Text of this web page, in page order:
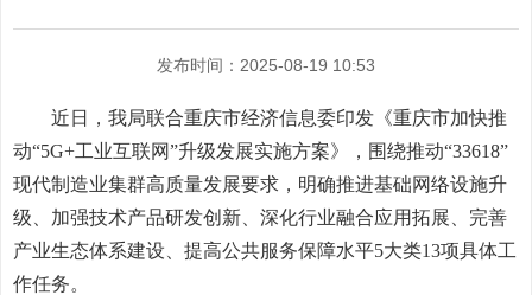
发布时间：2025-08-19 10:53
近日，我局联合重庆市经济信息委印发《重庆市加快推
动“5G+工业互联网”升级发展实施方案》，围绕推动“33618”
现代制造业集群高质量发展要求，明确推进基础网络设施升
级、加强技术产品研发创新、深化行业融合应用拓展、完善
产业生态体系建设、提高公共服务保障水平5大类13项具体工
作任务。